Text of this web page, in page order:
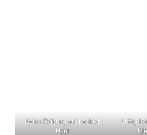
Keine Reibung auf nackter
Haut
Luftig